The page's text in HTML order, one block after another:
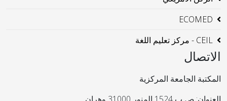
ECOMED
CEIL - مركز تعليم اللغة
الاتصال
المكتبة الجامعة المركزية